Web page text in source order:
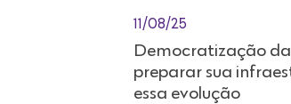
11/08/25
Democratização
preparar sua
essa evolução